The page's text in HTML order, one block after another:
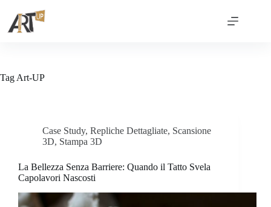
Tag Art-UP
Case Study, Repliche Dettagliate, Scansione
3D, Stampa 3D
La Bellezza Senza Barriere: Quando il Tatto Svela
Capolavori Nascosti